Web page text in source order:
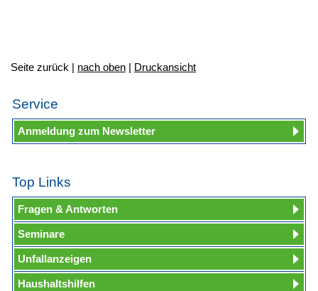
Seite zurück | nach oben | Druckansicht
Service
Anmeldung zum Newsletter
Top Links
Fragen & Antworten
Seminare
Unfallanzeigen
Haushaltshilfen